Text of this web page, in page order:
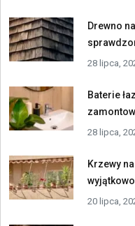
Drewno
28 lipca,
Baterie
28 lipca,
Krzewy
20 lipca,